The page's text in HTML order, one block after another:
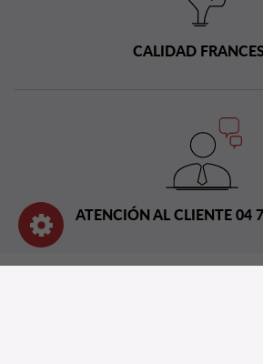
CALIDAD
ATENCIÓN AL CLIENTE 04